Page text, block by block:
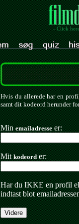
- Click
Hvis du allerede har en
samt dit kodeord herunder
Minemailadresseer:
Mitkodeorder:
Har du IKKE en profil
indtast blot